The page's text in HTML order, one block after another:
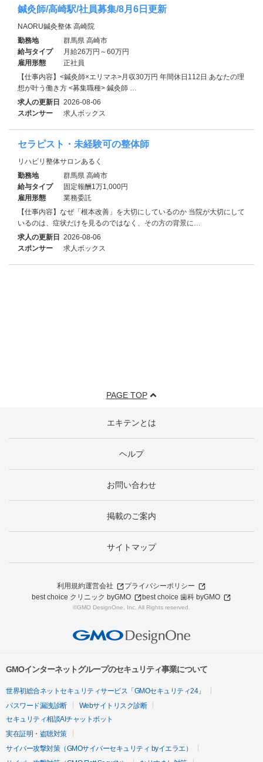
鍼灸師/高崎駅/社員募集/8月6日更新
NAORU鍼灸整体 高崎院
勤務地
群馬県 高崎市
給与タイプ
月給26万円～60万円
雇用形態
正社員
【仕事内容】<鍼灸師×エリマネ>月収30万円 年間休日112日 あなたの理
想が叶う働き方 <募集職種> 鍼灸師 …
求人の更新日 2026-08-06
スポンサー
求人ボックス
セラピスト・未経験可の整体師
リハビリ整体サロンあるく
勤務地
群馬県 高崎市
給与タイプ
固定報酬1万1,000円
雇用形態
業務委託
【仕事内容】なぜ「根本改善」を大切にしているのか 当院が大切にして
いるのは、症状だけを見るのではなく、その方の背景に…
求人の更新日 2026-08-06
スポンサー
求人ボックス
PAGE TOP
エキテンとは
ヘルプ
お問い合わせ
掲載のご案内
サイトマップ
利用規約運営会社
プライバシーポリシー
best choice クリニック byGMO
best choice 歯科 byGMO
©GMO DesignOne, Inc. All Rights reserved.
GMOインターネットグループのセキュリティ事業について
世界初総合ネットセキュリティサービス「GMOセキュリティ24」
パスワード漏洩診断
Webサイトリスク診断
セキュリティ相談AIチャットボット
実在証明・盗聴対策
サイバー攻撃対策（GMOサイバーセキュリティ byイエラエ）